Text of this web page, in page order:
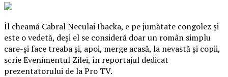
Îl cheamă Cabral Neculai Ibacka, e pe jumătate congolez şi
este o vedetă, deşi el se consideră doar un român simplu
care-şi face treaba şi, apoi, merge acasă, la nevastă şi copii,
scrie Evenimentul Zilei, în reportajul dedicat
prezentatorului de la Pro TV.